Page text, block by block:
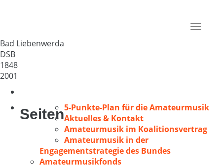
Toggle
Bad Liebenwerda
DSB
1848
2001
Seiten5-Punkte-Plan für die Amateurmusik
Aktuelles & Kontakt
Amateurmusik im Koalitionsvertrag
Amateurmusik in der
Engagementstrategie des Bundes
Amateurmusikfonds